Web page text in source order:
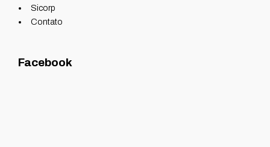
Sicorp
Contato
Facebook